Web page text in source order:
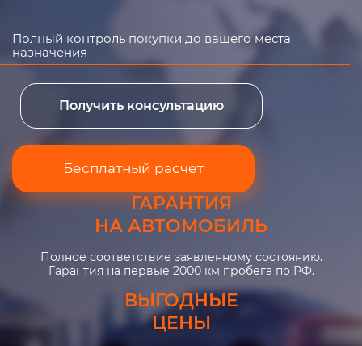
Полный контроль покупки до вашего места
назначения
Получить консультацию
Бесплатный расчет
ГАРАНТИЯ
НА АВТОМОБИЛЬ
Полное соответствие заявленному состоянию.
Гарантия на первые 2000 км пробега по РФ.
ВЫГОДНЫЕ
ЦЕНЫ